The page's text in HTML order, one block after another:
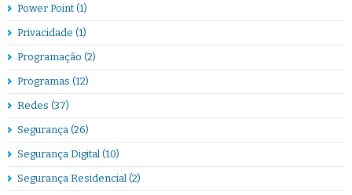
Power Point (1)
Privacidade (1)
Programação (2)
Programas (12)
Redes (37)
Segurança (26)
Segurança Digital (10)
Segurança Residencial (2)